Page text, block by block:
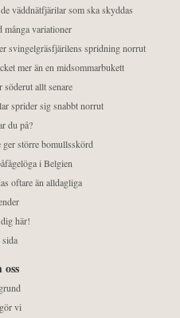
väddnätfjärilar som ska skyddas
många variationer
svingelgräsfjärilens spridning norrut
mer än en midsommarbukett
allt senare
sprider sig snabbt norrut
du på?
större bomullsskörd
i Belgien
oftare än alldagliga
här!
oss
vi